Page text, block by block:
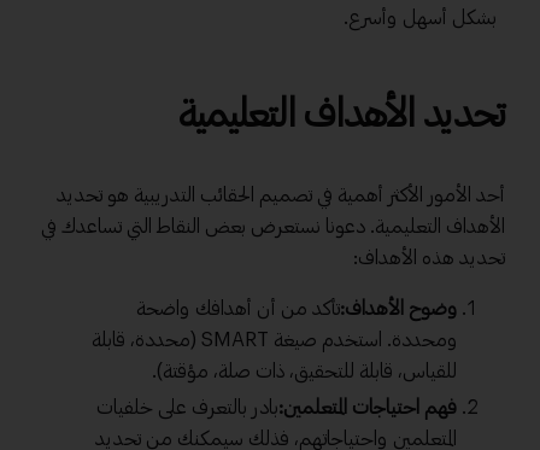
بشكل أسهل وأسرع.
تحديد الأهداف التعليمية
أحد الأمور الأكثر أهمية في تصميم الحقائب التدريبية هو تحديد
الأهداف التعليمية. دعونا نستعرض بعض النقاط التي تساعدك في
تحديد هذه الأهداف:
وضوح الأهداف:تأكد من أن أهدافك واضحة
ومحددة. استخدم صيغة SMART (محددة، قابلة
للقياس، قابلة للتحقيق، ذات صلة، مؤقتة).
فهم احتياجات المتعلمين:بادر بالتعرف على خلفيات
المتعلمين واحتياجاتهم، فذلك سيمكنك من تحديد